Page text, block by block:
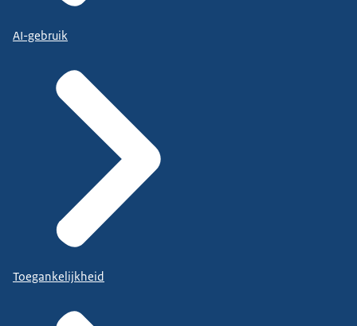
AI-gebruik
Toegankelijkheid